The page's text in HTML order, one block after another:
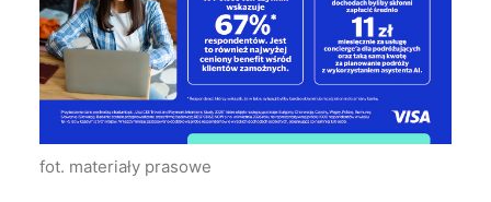
fot. materiały prasowe